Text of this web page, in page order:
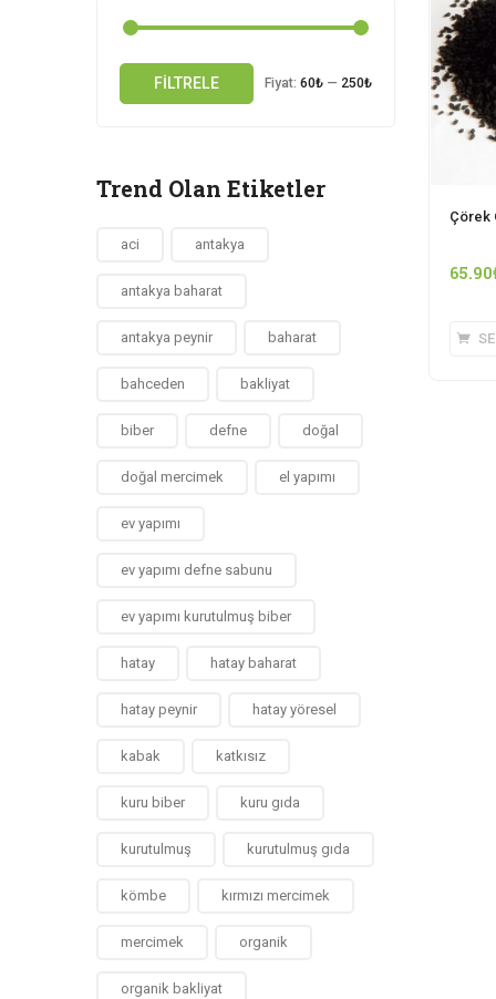
Çörek
65.90
FILTRELE Fiyat: 60₺ — 250₺
Trend Olan Etiketler
aci antakya
antakya baharat
antakya peynir baharat
bahceden bakliyat
biber defne doğal
doğal mercimek el yapımı
ev yapımı
ev yapımı defne sabunu
ev yapımı kurutulmuş biber
hatay hatay baharat
hatay peynir hatay yöresel
kabak katkısız
kuru biber kuru gıda
kurutulmuş kurutulmuş gıda
kömbe kırmızı mercimek
mercimek organik
organik bakliyat